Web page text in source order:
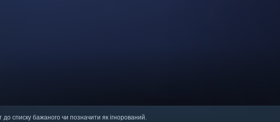
списку бажаного чи позначити як ігнорований.